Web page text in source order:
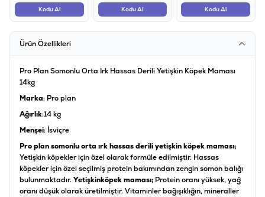
Kodu Al
Kodu Al
Kodu Al
Ürün Özellikleri
Pro Plan Somonlu Orta Irk Hassas Derili Yetişkin Köpek Maması
14kg
Marka: Pro plan
Ağırlık:14 kg
Menşei: İsviçre
Pro plan somonlu orta ırk hassas derili yetişkin köpek maması;
Yetişkin köpekler için özel olarak formüle edilmiştir. Hassas
köpekler için özel seçilmiş protein bakımından zengin somon balığı
bulunmaktadır.Yetişkinköpek maması; Protein oranı yüksek, yağ
oranı düşük olarak üretilmiştir. Vitaminler bağışıklığın, mineraller